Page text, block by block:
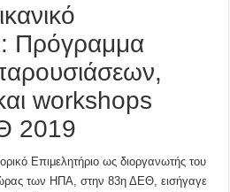
Πρόγραμμα
workshops
2019
Επιμελητήριο ως διοργανωτής του
των ΗΠΑ, στην 83η ΔΕΘ, εισήγαγε